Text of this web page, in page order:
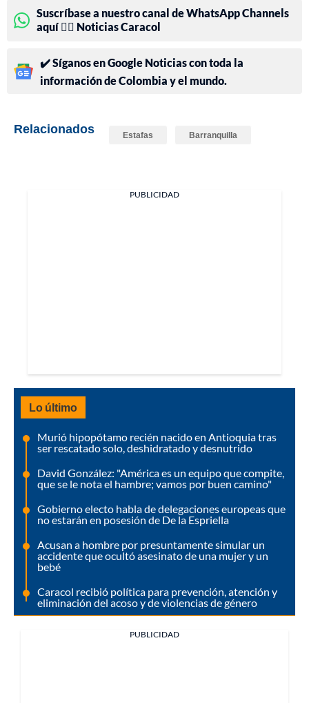
Suscríbase a nuestro canal de WhatsApp Channels
aquí 👉🏻 Noticias Caracol
✔️ Síganos en Google Noticias con toda la
información de Colombia y el mundo.
Relacionados Estafas Barranquilla
PUBLICIDAD
Lo último
Murió hipopótamo recién nacido en Antioquia tras
ser rescatado solo, deshidratado y desnutrido
David González: "América es un equipo que compite,
que se le nota el hambre; vamos por buen camino"
Gobierno electo habla de delegaciones europeas que
no estarán en posesión de De la Espriella
Acusan a hombre por presuntamente simular un
accidente que ocultó asesinato de una mujer y un
bebé
Caracol recibió política para prevención, atención y
eliminación del acoso y de violencias de género
PUBLICIDAD